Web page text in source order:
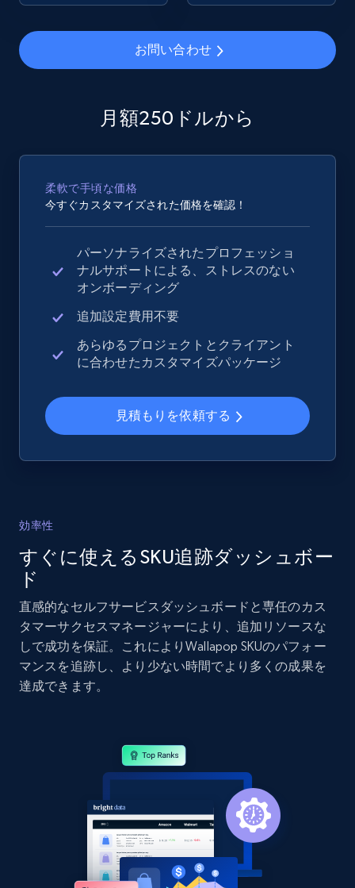
2.4K+ 202+ 今すぐ始める
Google Shopping - collects products from
web using keywords
URL, Product id, Title, Product description,
more.
Home Depot US
URL, Domain, Country code, Model number,
Sku, Product id, Product name, Manufacturer,
and more.
355+ 今すぐ始める
Sku, Product id, Product name, Manufacturer,
and more.
2.1K+ 355+ 今すぐ始める
Home Depot US - Discover products by
Sku, Product id, Product name, Manufacturer,
2.1K+ 355+ 今すぐ始める
お問い合わせ
月額250ドルから
柔軟で手頃な価格
今すぐカスタマイズされた価格を確認！
パーソナライズされたプロフェッショ
ナルサポートによる、ストレスのない
オンボーディング
追加設定費用不要
あらゆるプロジェクトとクライアント
に合わせたカスタマイズパッケージ
見積もりを依頼する
効率性
すぐに使えるSKU追跡ダッシュボー
ド
直感的なセルフサービスダッシュボードと専任のカス
タマーサクセスマネージャーにより、追加リソースな
しで成功を保証。これによりWallapop SKUのパフォー
マンスを追跡し、より少ない時間でより多くの成果を
達成できます。